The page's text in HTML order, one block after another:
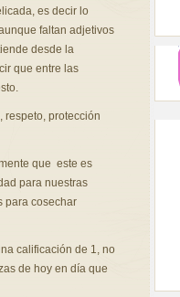
es decir lo
faltan adjetivos
desde la
que entre las
respeto, protección
que este es
para nuestras
para cosechar
calificación de 1, no
de hoy en día que